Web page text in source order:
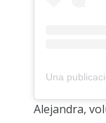
Alejandra,